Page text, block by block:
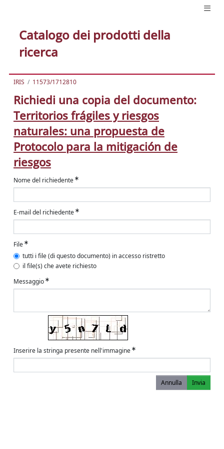
Catalogo dei prodotti della
ricerca
IRIS 11573/1712810
Richiedi una copia del documento:
Territorios frágiles y riesgos
naturales: una propuesta de
Protocolo para la mitigación de
riesgos
Nome del richiedente
E-mail del richiedente
File
tutti i file (di questo documento) in accesso ristretto
il file(s) che avete richiesto
Messaggio
Inserire la stringa presente nell'immagine
Annulla Invia